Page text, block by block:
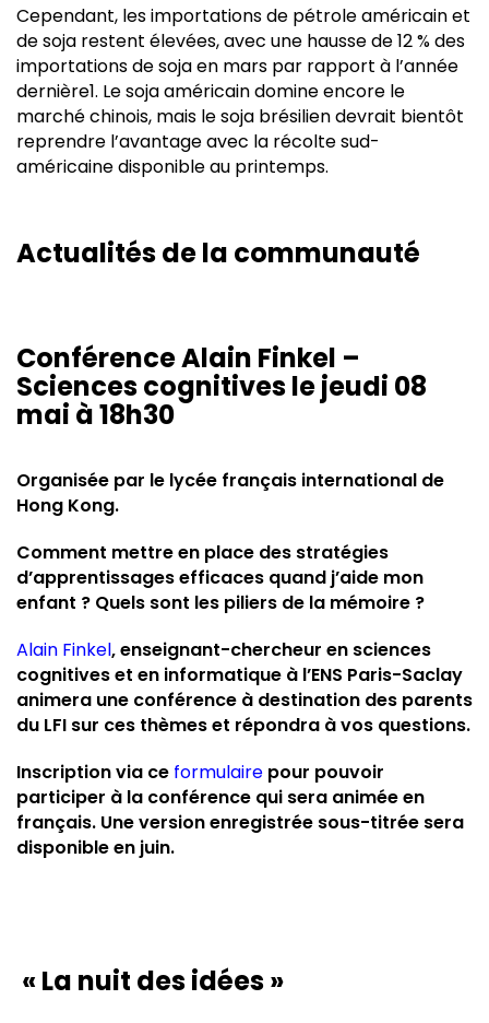
Cependant, les importations de pétrole américain et
de soja restent élevées, avec une hausse de 12 % des
importations de soja en mars par rapport à l’année
dernière1. Le soja américain domine encore le
marché chinois, mais le soja brésilien devrait bientôt
reprendre l’avantage avec la récolte sud-
américaine disponible au printemps.
Actualités de la communauté
Conférence Alain Finkel –
Sciences cognitives le jeudi 08
mai à 18h30
Organisée par le lycée français international de
Hong Kong.
Comment mettre en place des stratégies
d’apprentissages efficaces quand j’aide mon
enfant ? Quels sont les piliers de la mémoire ?
Alain Finkel, enseignant-chercheur en sciences
cognitives et en informatique à l’ENS Paris-Saclay
animera une conférence à destination des parents
du LFI sur ces thèmes et répondra à vos questions.
Inscription via ce formulaire pour pouvoir
participer à la conférence qui sera animée en
français. Une version enregistrée sous-titrée sera
disponible en juin.
« La nuit des idées »